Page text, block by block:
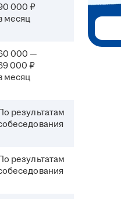
000 ₽
месяц
000 —
000 ₽
месяц
результатам
результатам